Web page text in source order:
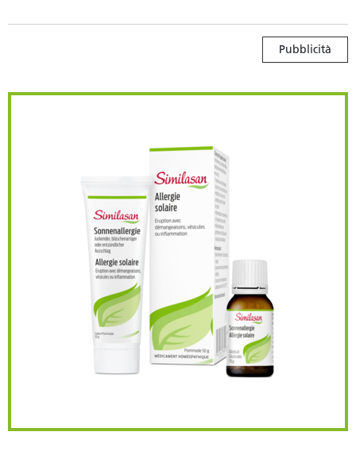
Pubblicità
Similasan Allergie solari